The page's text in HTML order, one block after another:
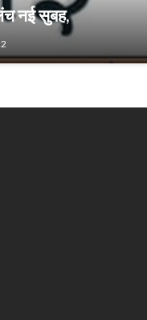
नई सुबह,